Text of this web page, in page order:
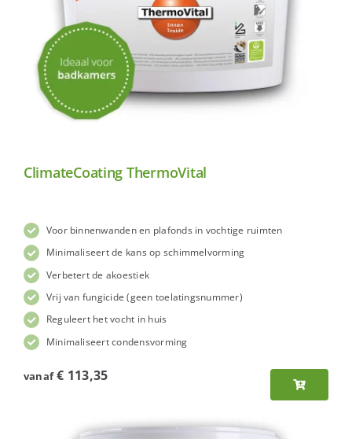
ClimateCoating ThermoVital
Voor binnenwanden en plafonds in vochtige ruimten
Minimaliseert de kans op schimmelvorming
Verbetert de akoestiek
Vrij van fungicide (geen toelatingsnummer)
Reguleert het vocht in huis
Minimaliseert condensvorming
vanaf € 113,35